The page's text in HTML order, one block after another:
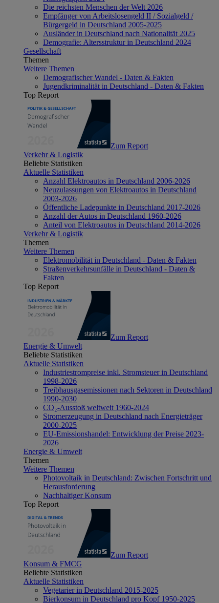
Die reichsten Menschen der Welt 2026
Empfänger von Arbeitslosengeld II / Sozialgeld /
Bürgergeld in Deutschland 2005-2025
Ausländer in Deutschland nach Nationalität 2025
Demografie: Altersstruktur in Deutschland 2024
Gesellschaft
Themen
Weitere Themen
Demografischer Wandel - Daten & Fakten
Jugendkriminalität in Deutschland - Daten & Fakten
Top Report
Zum Report
Verkehr & Logistik
Beliebte Statistiken
Aktuelle Statistiken
Anzahl Elektroautos in Deutschland 2006-2026
Neuzulassungen von Elektroautos in Deutschland
2003-2026
Öffentliche Ladepunkte in Deutschland 2017-2026
Anzahl der Autos in Deutschland 1960-2026
Anteil von Elektroautos in Deutschland 2014-2026
Verkehr & Logistik
Themen
Weitere Themen
Elektromobilität in Deutschland - Daten & Fakten
Straßenverkehrsunfälle in Deutschland - Daten &
Fakten
Top Report
Zum Report
Energie & Umwelt
Beliebte Statistiken
Aktuelle Statistiken
Industriestrompreise inkl. Stromsteuer in Deutschland
1998-2026
Treibhausgasemissionen nach Sektoren in Deutschland
1990-2030
CO₂-Ausstoß weltweit 1960-2024
Stromerzeugung in Deutschland nach Energieträger
2000-2025
EU-Emissionshandel: Entwicklung der Preise 2023-
2026
Energie & Umwelt
Themen
Weitere Themen
Photovoltaik in Deutschland: Zwischen Fortschritt und
Herausforderung
Nachhaltiger Konsum
Top Report
Zum Report
Konsum & FMCG
Beliebte Statistiken
Aktuelle Statistiken
Vegetarier in Deutschland 2015-2025
Bierkonsum in Deutschland pro Kopf 1950-2025